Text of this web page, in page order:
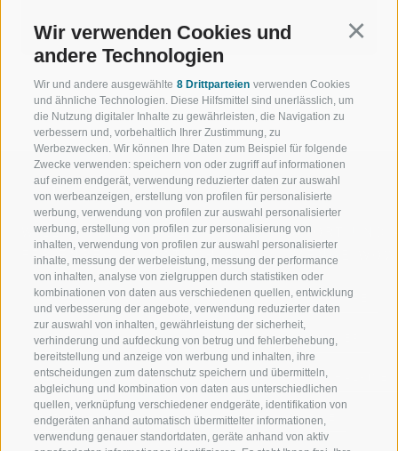
Wir verwenden Cookies und
andere Technologien
Wir und andere ausgewählte 8 Drittparteien verwenden Cookies
und ähnliche Technologien. Diese Hilfsmittel sind unerlässlich, um
die Nutzung digitaler Inhalte zu gewährleisten, die Navigation zu
verbessern und, vorbehaltlich Ihrer Zustimmung, zu
Werbezwecken. Wir können Ihre Daten zum Beispiel für folgende
Zwecke verwenden: speichern von oder zugriff auf informationen
auf einem endgerät, verwendung reduzierter daten zur auswahl
von werbeanzeigen, erstellung von profilen für personalisierte
werbung, verwendung von profilen zur auswahl personalisierter
werbung, erstellung von profilen zur personalisierung von
inhalten, verwendung von profilen zur auswahl personalisierter
inhalte, messung der werbeleistung, messung der performance
von inhalten, analyse von zielgruppen durch statistiken oder
kombinationen von daten aus verschiedenen quellen, entwicklung
und verbesserung der angebote, verwendung reduzierter daten
zur auswahl von inhalten, gewährleistung der sicherheit,
verhinderung und aufdeckung von betrug und fehlerbehebung,
bereitstellung und anzeige von werbung und inhalten, ihre
entscheidungen zum datenschutz speichern und übermitteln,
abgleichung und kombination von daten aus unterschiedlichen
quellen, verknüpfung verschiedener endgeräte, identifikation von
endgeräten anhand automatisch übermittelter informationen,
verwendung genauer standortdaten, geräte anhand von aktiv
WILLKOMMEN IN DER
FERIENREGION RATSCHINGS
JAUFENTAL
RATSCHINGS
RIDNAUNTAL
BERGBAHNEN
SPORT UND
MENGE
SKIFAHREN
WANDERN
HOCHALPINE
BIKEN